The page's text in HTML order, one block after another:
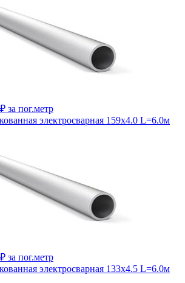
за пог.метр
электросварная 159х4.0 L=6.0м
за пог.метр
электросварная 133х4.5 L=6.0м